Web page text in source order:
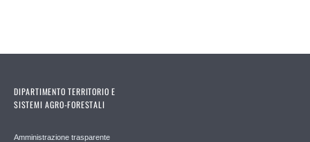
DIPARTIMENTO TERRITORIO E
SISTEMI AGRO-FORESTALI
Amministrazione trasparente